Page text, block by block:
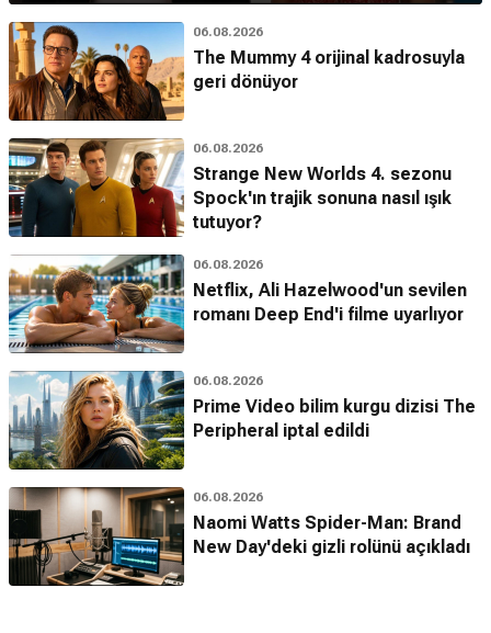
06.08.2026
The Mummy 4 orijinal kadrosuyla
geri dönüyor
06.08.2026
Strange New Worlds 4. sezonu
Spock'ın trajik sonuna nasıl ışık
tutuyor?
06.08.2026
Netflix, Ali Hazelwood'un sevilen
romanı Deep End'i filme uyarlıyor
06.08.2026
Prime Video bilim kurgu dizisi The
Peripheral iptal edildi
06.08.2026
Naomi Watts Spider-Man: Brand
New Day'deki gizli rolünü açıkladı